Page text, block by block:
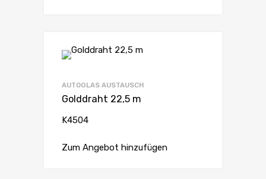
AUTOGLAS AUSTAUSCH
Golddraht 22,5 m
K4504
Zum Angebot hinzufügen